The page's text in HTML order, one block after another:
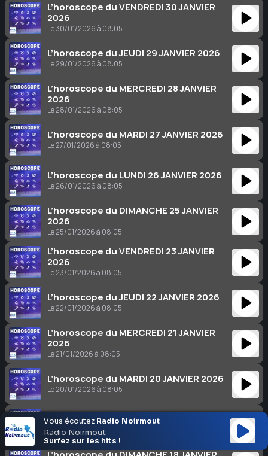
L’horoscope du VENDREDI 30 JANVIER
2026
Le 30/01/2026 à 08:05
L’horoscope du JEUDI 29 JANVIER 2026
Le 29/01/2026 à 08:05
L’horoscope du MERCREDI 28 JANVIER
2026
Le 28/01/2026 à 08:05
L’horoscope du MARDI 27 JANVIER 2026
Le 27/01/2026 à 08:05
L’horoscope du LUNDI 26 JANVIER 2026
Le 26/01/2026 à 08:05
L’horoscope du DIMANCHE 25 JANVIER
2026
Le 25/01/2026 à 08:05
L’horoscope du VENDREDI 23 JANVIER
2026
Le 23/01/2026 à 08:05
L’horoscope du JEUDI 22 JANVIER 2026
Le 22/01/2026 à 08:05
L’horoscope du MERCREDI 21 JANVIER
2026
Le 21/01/2026 à 08:05
L’horoscope du MARDI 20 JANVIER 2026
Le 20/01/2026 à 08:05
L’horoscope du LUNDI 19 JANVIER 2026
Le 19/01/2026 à 08:05
Vous écoutez Radio Noirmout
Radio Noirmout
Surfez sur les hits !